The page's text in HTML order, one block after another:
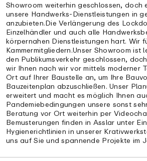
Showroom weiterhin geschlossen, doch
unsere Handwerks-Dienstleistungen in
anzubieten.Die Verlängerung des
Einzelhändler und auch alle
körpernahen Dienstleistungen hart. Wir
Kammermitgliedern.Unser Showroom ist
den Publikumsverkehr geschlossen,
wir Ihnen nach wir vor mittels moderner
Ort auf Ihrer Baustelle an, um Ihre
Bauzeitenplan abzuschließen. Unser
erweitert und macht es möglich Ihnen
Pandemiebedingungen unsere sonst
Beratung vor Ort weiterhin per
Bemusterungen finden in Asslar unter
Hygienerichtlinien in unserer
uns auf Sie und spannende Projekte im